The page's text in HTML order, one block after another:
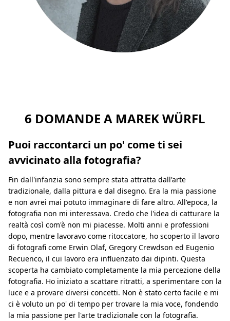
6 DOMANDE A MAREK WÜRFL
Puoi raccontarci un po' come ti sei
avvicinato alla fotografia?
Fin dall'infanzia sono sempre stata attratta dall'arte
tradizionale, dalla pittura e dal disegno. Era la mia passione
e non avrei mai potuto immaginare di fare altro. All'epoca, la
fotografia non mi interessava. Credo che l'idea di catturare la
realtà così com'è non mi piacesse. Molti anni e professioni
dopo, mentre lavoravo come ritoccatore, ho scoperto il lavoro
di fotografi come Erwin Olaf, Gregory Crewdson ed Eugenio
Recuenco, il cui lavoro era influenzato dai dipinti. Questa
scoperta ha cambiato completamente la mia percezione della
fotografia. Ho iniziato a scattare ritratti, a sperimentare con la
luce e a provare diversi concetti. Non è stato certo facile e mi
ci è voluto un po' di tempo per trovare la mia voce, fondendo
la mia passione per l'arte tradizionale con la fotografia.